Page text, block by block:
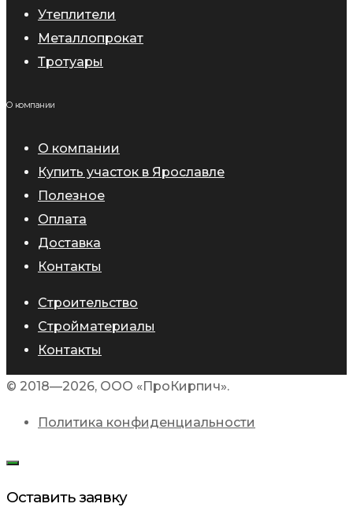
Утеплители
Металлопрокат
Тротуары
О компании
О компании
Купить участок в Ярославле
Полезное
Оплата
Доставка
Контакты
Строительство
Стройматериалы
Контакты
© 2018—2026, ООО «ПроКирпич».
Политика конфиденциальности
Оставить заявку